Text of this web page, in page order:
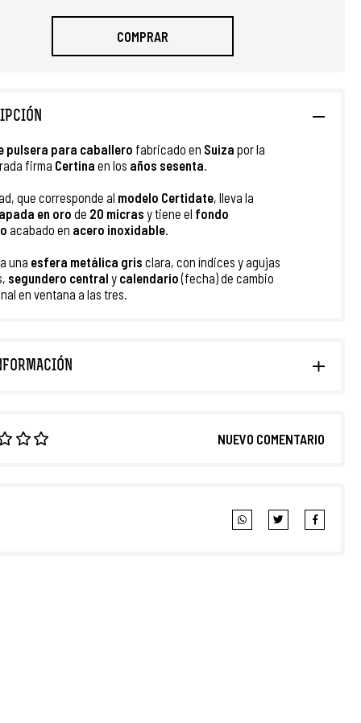
COMPRAR
pulsera para caballero fabricado en Suiza por la
firma Certina en los años sesenta.
que corresponde al modelo Certidate, lleva la
en oro de 20 micras y tiene el fondo
acabado en acero inoxidable.
una esfera metálica gris clara, con índices y agujas
segundero central y calendario(fecha) de cambio
en ventana a las tres.
NUEVO COMENTARIO